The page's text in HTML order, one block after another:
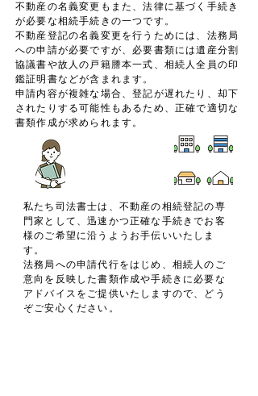
不動産の名義変更もまた、法律に基づく手続き
が必要な相続手続きの一つです。
不動産登記の名義変更を行うためには、法務局
への申請が必要ですが、必要書類には遺産分割
協議書や故人の戸籍謄本一式、相続人全員の印
鑑証明書などが含まれます。
申請内容が複雑な場合、登記が遅れたり、却下
されたりする可能性もあるため、正確で適切な
書類作成が求められます。
私たち司法書士は、不動産の相続登記の専
門家として、迅速かつ正確な手続きでお客
様のご希望に沿うようお手伝いいたしま
す。
法務局への申請代行をはじめ、相続人のご
意向を反映した書類作成や手続きに必要な
アドバイスをご提供いたしますので、どう
ぞご安心ください。